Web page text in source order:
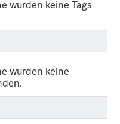
wurden keine Tags
wurden keine